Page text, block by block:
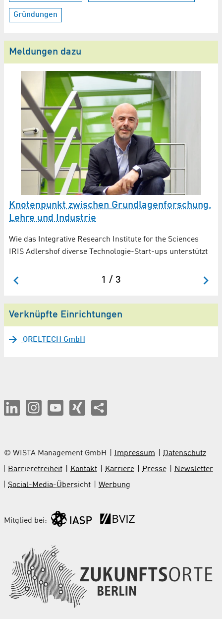
Gründungen
Meldungen dazu
Knotenpunkt zwischen Grund­lagen­forschung,
Lehre und Industrie
Wie das Integrative Research Institute for the Sciences
IRIS Adlershof diverse Technologie-Start-ups unterstützt
1 / 3
Verknüpfte Einrichtungen
ORELTECH GmbH
© WISTA Management GmbH Impressum
Datenschutz
Barrierefreiheit
Kontakt Karriere Presse
Newsletter
Social-Media-Übersicht
Werbung
Mitglied bei: